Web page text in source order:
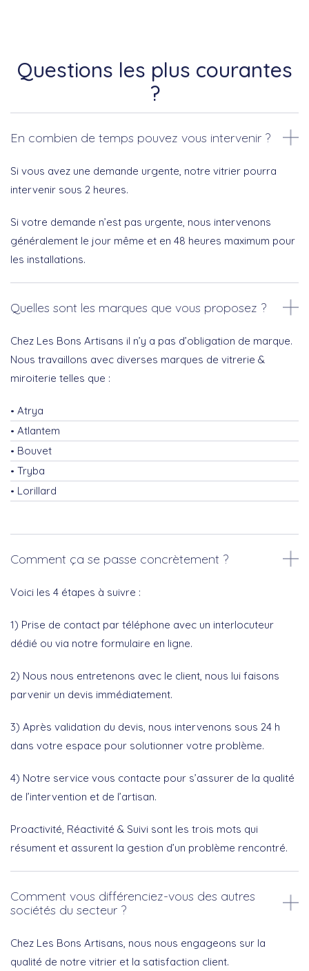
Questions les plus courantes
?
En combien de temps pouvez vous intervenir ?
Si vous avez une demande urgente, notre vitrier pourra
intervenir sous 2 heures.
Si votre demande n’est pas urgente, nous intervenons
généralement le jour même et en 48 heures maximum pour
les installations.
Quelles sont les marques que vous proposez ?
Chez Les Bons Artisans il n’y a pas d’obligation de marque.
Nous travaillons avec diverses marques de vitrerie &
miroiterie telles que :
Atrya
Atlantem
Bouvet
Tryba
Lorillard
Comment ça se passe concrètement ?
Voici les 4 étapes à suivre :
1) Prise de contact par téléphone avec un interlocuteur
dédié ou via notre formulaire en ligne.
2) Nous nous entretenons avec le client, nous lui faisons
parvenir un devis immédiatement.
3) Après validation du devis, nous intervenons sous 24 h
dans votre espace pour solutionner votre problème.
4) Notre service vous contacte pour s’assurer de la qualité
de l’intervention et de l’artisan.
Proactivité, Réactivité & Suivi sont les trois mots qui
résument et assurent la gestion d’un problème rencontré.
Comment vous différenciez-vous des autres
sociétés du secteur ?
Chez Les Bons Artisans, nous nous engageons sur la
qualité de notre vitrier et la satisfaction client.